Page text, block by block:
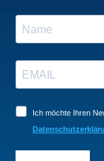
Ich möchte Ihren